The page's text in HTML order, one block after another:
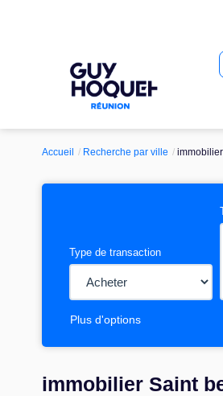
Accueil Recherche par ville
Type de transaction
Plus d'options
immobilier Saint